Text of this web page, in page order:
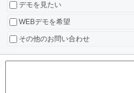
デモを見たい
WEBデモを希望
その他のお問い合わせ